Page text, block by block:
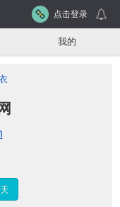
点击登录
我的